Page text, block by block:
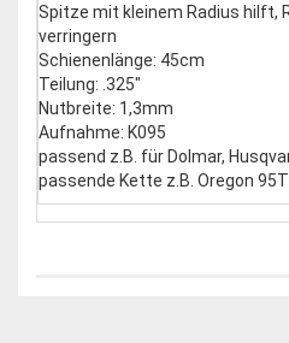
Spitze mit kleinem Radius hilft,
verringern
Schienenlänge: 45cm
Teilung: .325"
Nutbreite: 1,3mm
Aufnahme: K095
passend z.B. für Dolmar,
passende Kette z.B. Oregon